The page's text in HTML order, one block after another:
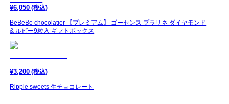
¥6,050 (税込)
BeBeBe chocolatier 【プレミアム】 ゴーセンス プラリネ ダイヤモンド
& ルビー9粒入 ギフトボックス
¥3,200 (税込)
Ripple sweets 生チョコレート